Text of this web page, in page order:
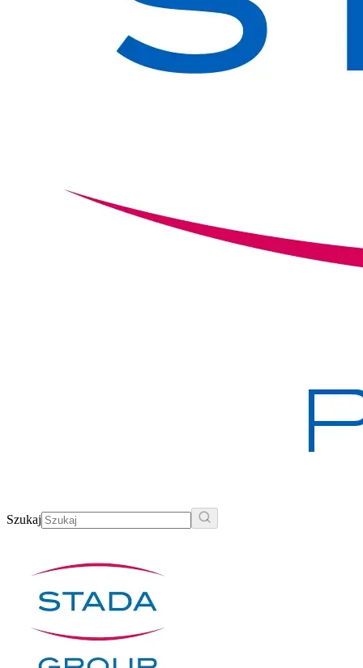
Szukaj